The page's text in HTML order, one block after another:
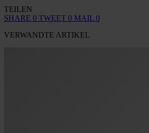
TEILEN
SHARE 0 TWEET 0 MAIL 0
VERWANDTE ARTIKEL